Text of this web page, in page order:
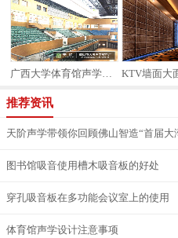
广西大学体育馆声学案例 KTV墙面大面积软包装修
推荐资讯
图书馆吸音使用槽木吸音板的好处
穿孔吸音板在多功能会议室上的使用
体育馆声学设计注意事项